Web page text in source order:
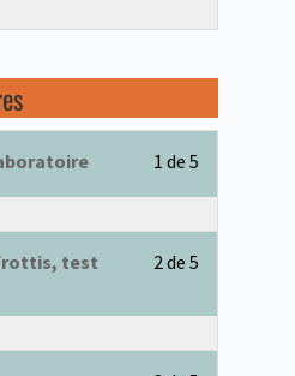
1 de 5
2 de 5
frottis, test